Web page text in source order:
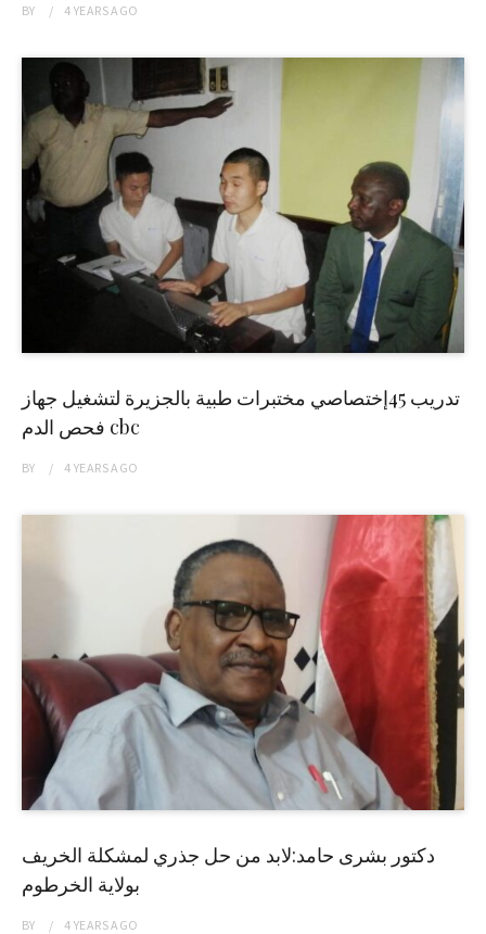
BY 4 YEARSAGO
تدريب 45إختصاصي مختبرات طبية بالجزيرة لتشغيل جهاز
فحص الدم cbc
BY 4 YEARSAGO
دكتور بشرى حامد:لابد من حل جذري لمشكلة الخريف
بولاية الخرطوم
BY 4 YEARSAGO